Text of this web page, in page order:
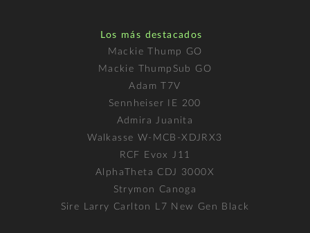
Los más destacados
Mackie Thump GO
Mackie ThumpSub GO
Adam T7V
Sennheiser IE 200
Admira Juanita
Walkasse W-MCB-XDJRX3
RCF Evox J11
AlphaTheta CDJ 3000X
Strymon Canoga
Sire Larry Carlton L7 New Gen Black